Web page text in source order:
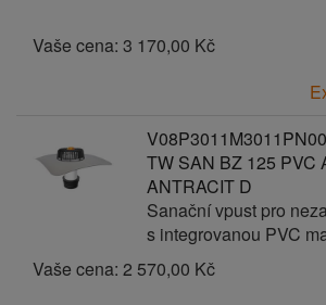
Vaše cena: 3 170,00 Kč
TW SAN BZ 125 PVC
ANTRACIT D
Sanační vpust pro
s integrovanou PVC
Vaše cena: 2 570,00 Kč